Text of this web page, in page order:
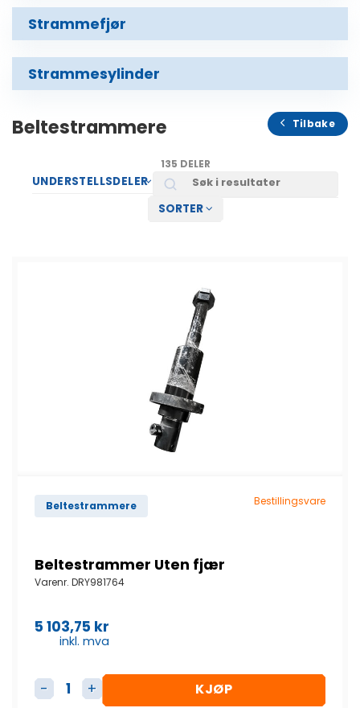
Strammefjør
Strammesylinder
Beltestrammere Tilbake
135 DELER
UNDERSTELLSDELER Search
SORTER
Beltestrammere Bestillingsvare
Beltestrammer Uten fjær
Varenr. DRY981764
5 103,75 kr
inkl. mva
Beltestrammer Uten fjær antall
KJØP